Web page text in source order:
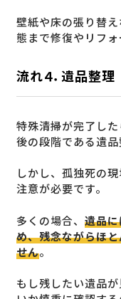
壁紙や床の張り替
態まで修復やリフォ
流れ４．遺品整理
特殊清掃が完了し
後の段階である遺品
しかし、孤独死の
注意が必要です。
多くの場合、 遺品
め、残念ながらほ
せん。
もし残したい遺品